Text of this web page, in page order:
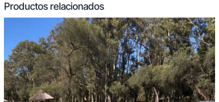
Productos relacionados